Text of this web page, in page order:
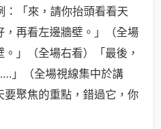
「來，請你抬頭看看天
再看左邊牆壁。」（全場
」（全場右看）「最後，
」（全場視線集中於講
聚焦的重點，錯過它，你